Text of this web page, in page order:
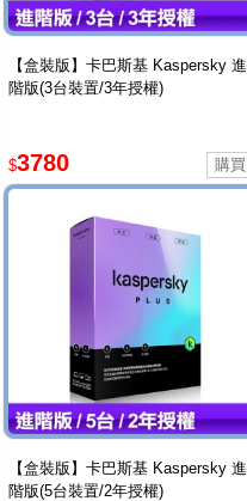
【盒裝版】卡巴斯基 Kaspersky 進
階版(3台裝置/3年授權)
$3780
【盒裝版】卡巴斯基 Kaspersky 進
階版(5台裝置/2年授權)